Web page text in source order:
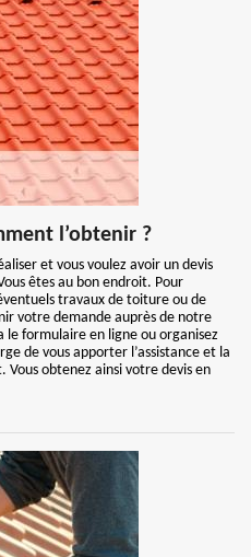
l’obtenir ?
et vous voulez avoir un devis
êtes au bon endroit. Pour
travaux de toiture ou de
votre demande auprès de notre
le formulaire en ligne ou organisez
de vous apporter l’assistance et la
obtenez ainsi votre devis en